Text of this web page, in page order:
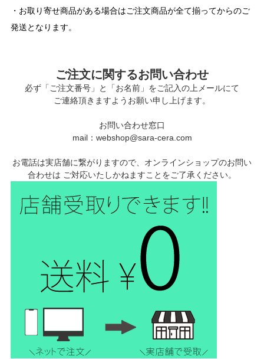
・お取り寄せ商品がある場合はご注文商品が全て揃ってからのご
発送となります。
ご注文に関するお問い合わせ
必ず「ご注文番号」と「お名前」をご記入の上メールにて
ご連絡頂きますようお願い申し上げます。
お問い合わせ窓口
mail：webshop@sara-cera.com
お電話は実店舗に繋がりますので、オンラインショップのお問い
合わせは ご対応いたしかねますことをご了承ください。